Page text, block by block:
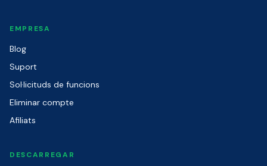
EMPRESA
Blog
Suport
Sol·licituds de funcions
Eliminar compte
Afiliats
DESCARREGAR